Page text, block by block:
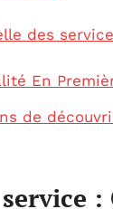
des
En
de